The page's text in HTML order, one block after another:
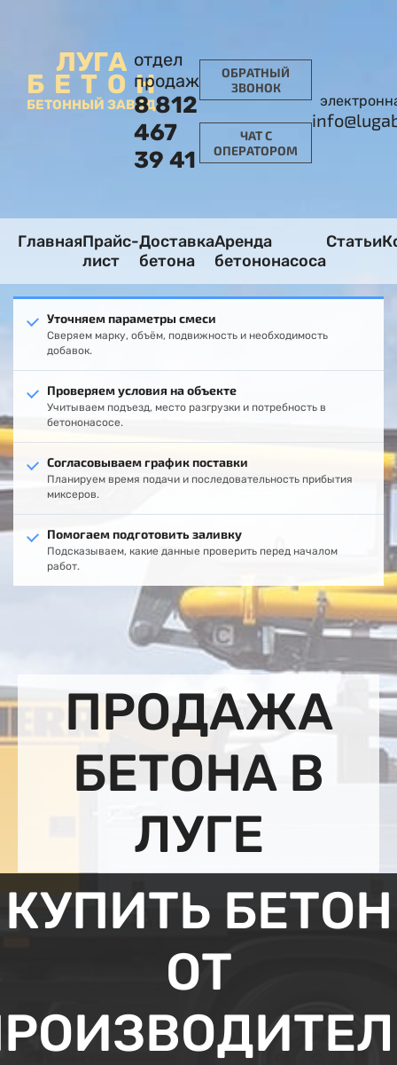
ЛУГА
БЕТОН
БЕТОННЫЙ ЗАВОД
отдел
продаж
8 812
467
39 41
ОБРАТНЫЙ
ЗВОНОК
ЧАТ С
ОПЕРАТОРОМ
ГлавнаяПрайс-
лист
Доставка
бетона
Аренда
бетононасоса
Статьи
Уточняем параметры смеси
Сверяем марку, объём, подвижность и необходимость
добавок.
Проверяем условия на объекте
Учитываем подъезд, место разгрузки и потребность в
бетононасосе.
Согласовываем график поставки
Планируем время подачи и последовательность прибытия
миксеров.
Помогаем подготовить заливку
Подсказываем, какие данные проверить перед началом
работ.
ПРОДАЖА
БЕТОНА В
ЛУГЕ
КУПИТЬ БЕТОН
ОТ